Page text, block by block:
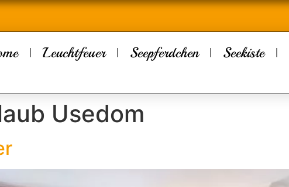
Leuchtfeuer Seepferdchen Seekiste
Usedom